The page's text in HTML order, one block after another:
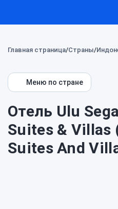
Главная страница Страны
Меню по стране
Отель Ulu
Suites & Villas
Suites And